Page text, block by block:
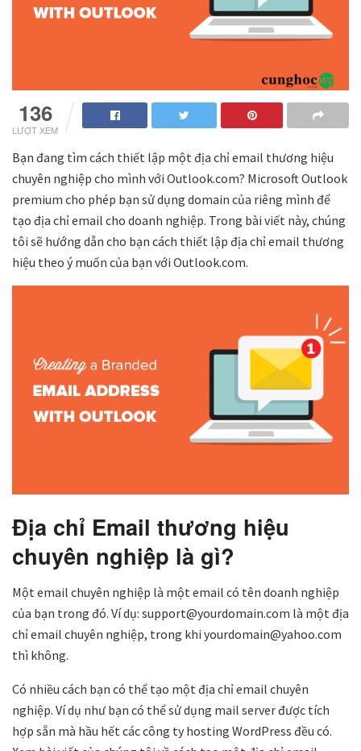
136
LƯỢT XEM
Bạn đang tìm cách thiết lập một địa chỉ email thương hiệu
chuyên nghiệp cho mình với Outlook.com? Microsoft Outlook
premium cho phép bạn sử dụng domain của riêng mình để
tạo địa chỉ email cho doanh nghiệp. Trong bài viết này, chúng
tôi sẽ hướng dẫn cho bạn cách thiết lập địa chỉ email thương
hiệu theo ý muốn của bạn với Outlook.com.
Địa chỉ Email thương hiệu
chuyên nghiệp là gì?
Một email chuyên nghiệp là một email có tên doanh nghiệp
của bạn trong đó. Ví dụ: support@yourdomain.com là một địa
chỉ email chuyên nghiệp, trong khi yourdomain@yahoo.com
thì không.
Có nhiều cách bạn có thể tạo một địa chỉ email chuyên
nghiệp. Ví dụ như bạn có thể sử dụng mail server được tích
hợp sẵn mà hầu hết các công ty hosting WordPress đều có.